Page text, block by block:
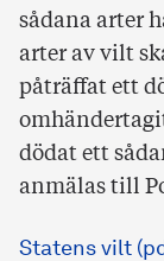
sådana arter
arter av vilt
påträffat ett
dödat ett
anmälas till
Statens vilt